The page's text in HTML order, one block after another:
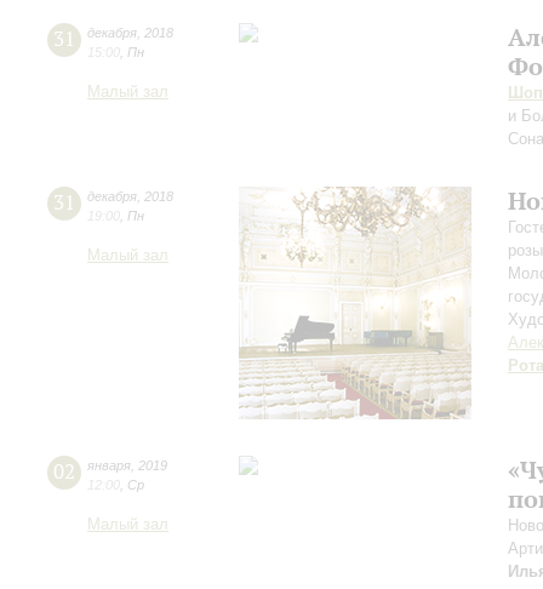
31 декабря 2018
15:00 Пн
Малый зал
и
31 декабря 2018
19:00 Пн
Малый зал
Рота
02 января 2019
12:00 Ср
Малый зал